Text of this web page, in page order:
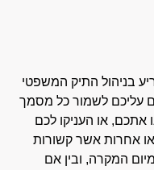
בניהול התיק המשפטי
עליכם לשמור כל מסמך
אתכם, או העניקו לכם
או אחרות אשר קשורות
המקרה, ובין אם